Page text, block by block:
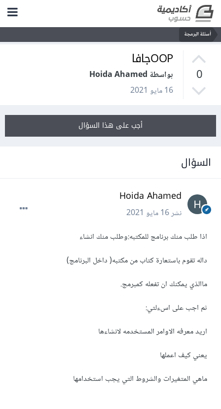
أسئلة البرمجة
0
OOPجافا
بواسطة Hoida Ahamed
16 مايو 2021
أجب على هذا السؤال
السؤال
Hoida Ahamed
نشر16 مايو 2021
اذا طلب منك برنامج للمكتبه:وطلب منك انشاء
داله تقوم باستعارة كتاب من مكتبه( داخل البرنامج)
ماالذي يمكنك ان تفعله كمبرمج.
ثم اجب على اسءلتي:
اريد معرفه الاوامر المستخدمه لانشاءها
يعني كيف اعملها
ماهي المتغيرات والشروط التي يجب استخدامها